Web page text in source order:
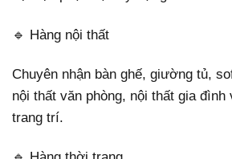
🔹 Hàng nội thất
Chuyên nhận bàn ghế, giường tủ,
nội thất văn phòng, nội thất gia đình
trang trí.